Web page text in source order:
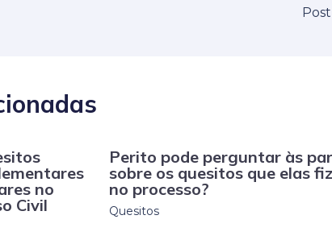
no
Civil
Perito pode perguntar às
sobre os quesitos que elas
no processo?
Quesitos